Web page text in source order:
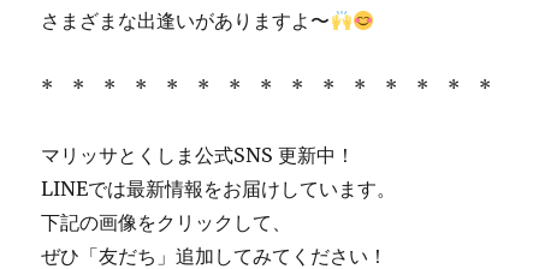
さまざまな出逢いがありますよ〜
* * * * * * * * * * * * * * *
マリッサとくしま公式SNS 更新中！
LINEでは最新情報をお届けしています。
下記の画像をクリックして、
ぜひ「友だち」追加してみてください！